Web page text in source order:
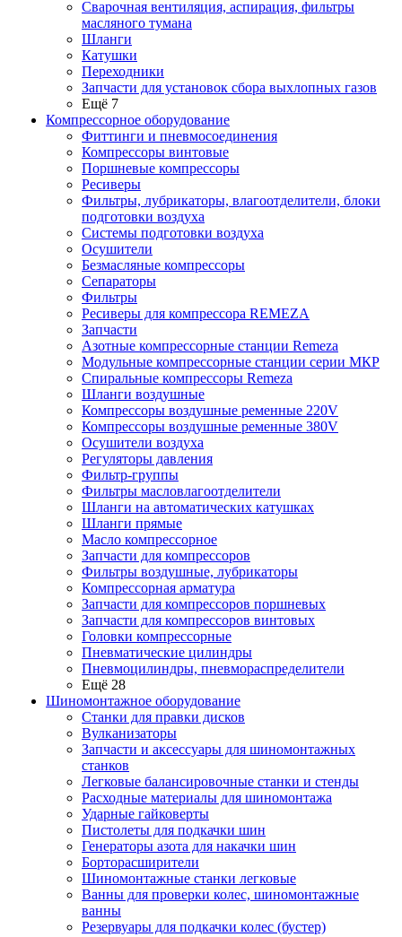
Сварочная вентиляция, аспирация, фильтры
масляного тумана
Шланги
Катушки
Переходники
Запчасти для установок сбора выхлопных газов
Ещё 7
Компрессорное оборудование
Фиттинги и пневмосоединения
Компрессоры винтовые
Поршневые компрессоры
Ресиверы
Фильтры, лубрикаторы, влагоотделители, блоки
подготовки воздуха
Системы подготовки воздуха
Осушители
Безмасляные компрессоры
Сепараторы
Фильтры
Ресиверы для компрессора REMEZA
Запчасти
Азотные компрессорные станции Remeza
Модульные компрессорные станции серии МКР
Спиральные компрессоры Remeza
Шланги воздушные
Компрессоры воздушные ременные 220V
Компрессоры воздушные ременные 380V
Осушители воздуха
Регуляторы давления
Фильтр-группы
Фильтры масловлагоотделители
Шланги на автоматических катушках
Шланги прямые
Масло компрессорное
Запчасти для компрессоров
Фильтры воздушные, лубрикаторы
Компрессорная арматура
Запчасти для компрессоров поршневых
Запчасти для компрессоров винтовых
Головки компрессорные
Пневматические цилиндры
Пневмоцилиндры, пневмораспределители
Ещё 28
Шиномонтажное оборудование
Станки для правки дисков
Вулканизаторы
Запчасти и аксессуары для шиномонтажных
станков
Легковые балансировочные станки и стенды
Расходные материалы для шиномонтажа
Ударные гайковерты
Пистолеты для подкачки шин
Генераторы азота для накачки шин
Борторасширители
Шиномонтажные станки легковые
Ванны для проверки колес, шиномонтажные
ванны
Резервуары для подкачки колес (бустер)